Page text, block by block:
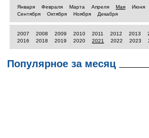
Января Февраля Марта Апреля Мая Июня
Сентября
Октября Ноября Декабря
2007 2008 2009 2010 2011 2012 2013
2016
2018 2019 2020 2021 2022 2023
Популярное за месяц